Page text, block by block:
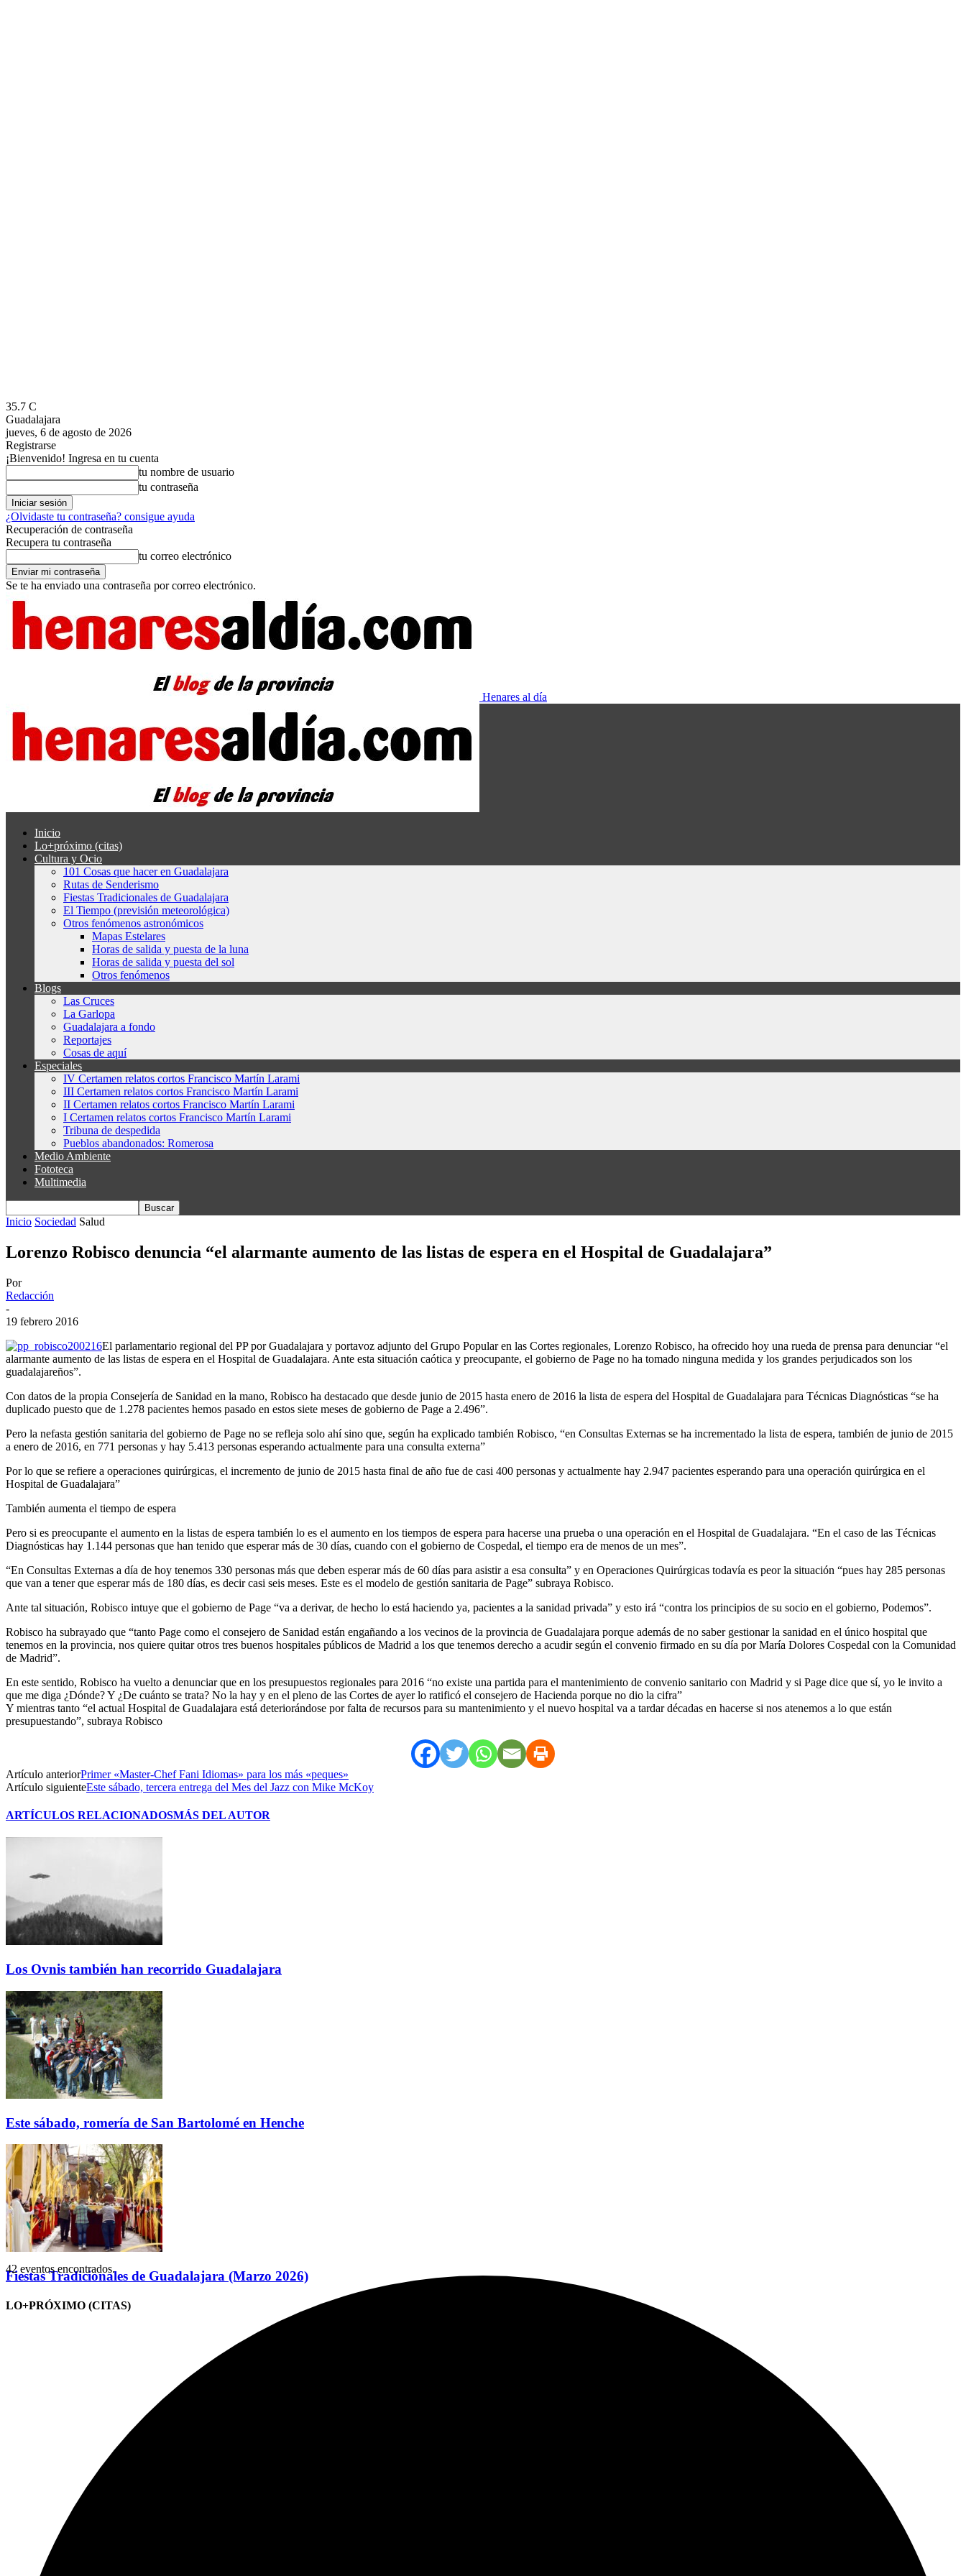
35.7 C
Guadalajara
jueves, 6 de agosto de 2026
Registrarse
¡Bienvenido! Ingresa en tu cuenta
tu nombre de usuario
tu contraseña
¿Olvidaste tu contraseña? consigue ayuda
Recuperación de contraseña
Recupera tu contraseña
tu correo electrónico
Se te ha enviado una contraseña por correo electrónico.
Henares al día
Inicio
Lo+próximo (citas)
Cultura y Ocio
101 Cosas que hacer en Guadalajara
Rutas de Senderismo
Fiestas Tradicionales de Guadalajara
El Tiempo (previsión meteorológica)
Otros fenómenos astronómicos
Mapas Estelares
Horas de salida y puesta de la luna
Horas de salida y puesta del sol
Otros fenómenos
Blogs
Las Cruces
La Garlopa
Guadalajara a fondo
Reportajes
Cosas de aquí
Especiales
IV Certamen relatos cortos Francisco Martín Larami
III Certamen relatos cortos Francisco Martín Larami
II Certamen relatos cortos Francisco Martín Larami
I Certamen relatos cortos Francisco Martín Larami
Tribuna de despedida
Pueblos abandonados: Romerosa
Medio Ambiente
Fototeca
Multimedia
Inicio Sociedad Salud
Lorenzo Robisco denuncia “el alarmante aumento de las listas de espera en el Hospital de Guadalajara”
Por
Redacción
-
19 febrero 2016
El parlamentario regional del PP por Guadalajara y portavoz adjunto del Grupo Popular en las Cortes regionales, Lorenzo Robisco, ha ofrecido hoy una rueda de prensa para denunciar “el
alarmante aumento de las listas de espera en el Hospital de Guadalajara. Ante esta situación caótica y preocupante, el gobierno de Page no ha tomado ninguna medida y los grandes perjudicados son los
guadalajareños”.
Con datos de la propia Consejería de Sanidad en la mano, Robisco ha destacado que desde junio de 2015 hasta enero de 2016 la lista de espera del Hospital de Guadalajara para Técnicas Diagnósticas “se ha
duplicado puesto que de 1.278 pacientes hemos pasado en estos siete meses de gobierno de Page a 2.496”.
Pero la nefasta gestión sanitaria del gobierno de Page no se refleja solo ahí sino que, según ha explicado también Robisco, “en Consultas Externas se ha incrementado la lista de espera, también de junio de 2015
a enero de 2016, en 771 personas y hay 5.413 personas esperando actualmente para una consulta externa”
Por lo que se refiere a operaciones quirúrgicas, el incremento de junio de 2015 hasta final de año fue de casi 400 personas y actualmente hay 2.947 pacientes esperando para una operación quirúrgica en el
Hospital de Guadalajara”
También aumenta el tiempo de espera
Pero si es preocupante el aumento en la listas de espera también lo es el aumento en los tiempos de espera para hacerse una prueba o una operación en el Hospital de Guadalajara. “En el caso de las Técnicas
Diagnósticas hay 1.144 personas que han tenido que esperar más de 30 días, cuando con el gobierno de Cospedal, el tiempo era de menos de un mes”.
“En Consultas Externas a día de hoy tenemos 330 personas más que deben esperar más de 60 días para asistir a esa consulta” y en Operaciones Quirúrgicas todavía es peor la situación “pues hay 285 personas
que van a tener que esperar más de 180 días, es decir casi seis meses. Este es el modelo de gestión sanitaria de Page” subraya Robisco.
Ante tal situación, Robisco intuye que el gobierno de Page “va a derivar, de hecho lo está haciendo ya, pacientes a la sanidad privada” y esto irá “contra los principios de su socio en el gobierno, Podemos”.
Robisco ha subrayado que “tanto Page como el consejero de Sanidad están engañando a los vecinos de la provincia de Guadalajara porque además de no saber gestionar la sanidad en el único hospital que
tenemos en la provincia, nos quiere quitar otros tres buenos hospitales públicos de Madrid a los que tenemos derecho a acudir según el convenio firmado en su día por María Dolores Cospedal con la Comunidad
de Madrid”.
En este sentido, Robisco ha vuelto a denunciar que en los presupuestos regionales para 2016 “no existe una partida para el mantenimiento de convenio sanitario con Madrid y si Page dice que sí, yo le invito a
que me diga ¿Dónde? Y ¿De cuánto se trata? No la hay y en el pleno de las Cortes de ayer lo ratificó el consejero de Hacienda porque no dio la cifra”
Y mientras tanto “el actual Hospital de Guadalajara está deteriorándose por falta de recursos para su mantenimiento y el nuevo hospital va a tardar décadas en hacerse si nos atenemos a lo que están
presupuestando”, subraya Robisco
Artículo anteriorPrimer «Master-Chef Fani Idiomas» para los más «peques»
Artículo siguienteEste sábado, tercera entrega del Mes del Jazz con Mike McKoy
ARTÍCULOS RELACIONADOSMÁS DEL AUTOR
Los Ovnis también han recorrido Guadalajara
Este sábado, romería de San Bartolomé en Henche
Fiestas Tradicionales de Guadalajara (Marzo 2026)
LO+PRÓXIMO (CITAS)
42 eventos encontrados.